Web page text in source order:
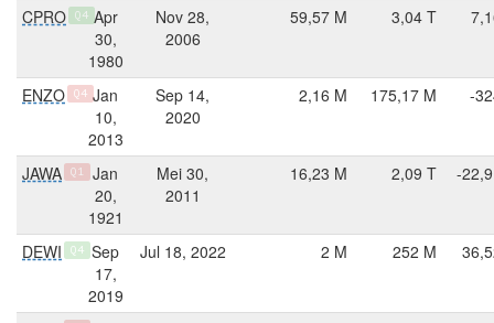
CPRO Q4 Apr
30,
1980
Nov 28,
2006
59,57 M 3,04 T
ENZO Q4 Jan
10,
2013
Sep 14,
2020
2,16 M 175,17 M -
JAWA Q1
Jan
20,
1921
Mei 30,
2011
16,23 M 2,09 T -
DEWI Q4
Sep
17,
2019
Jul 18, 2022 2 M 252 M